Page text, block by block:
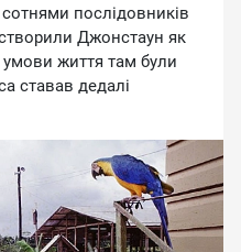
послідовників
Джонстаун як
життя там були
ставав дедалі
ризикнув конгресмен
не розумів, що може